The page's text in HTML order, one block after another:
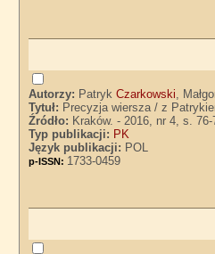
Autorzy: PatrykCzarkowski,
Tytuł: Precyzja wiersza / z
Źródło: Kraków. - 2016, nr 4, s. 76-
Typ publikacji: PK
Język publikacji: POL
p-ISSN: 1733-0459